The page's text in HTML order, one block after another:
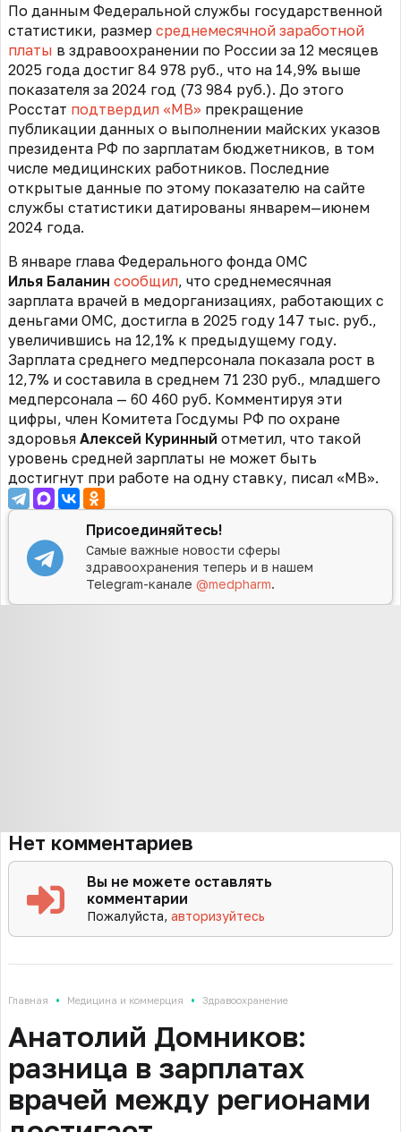
По данным Федеральной службы государственной
статистики, размер среднемесячной заработной
платы в здравоохранении по России за 12 месяцев
2025 года достиг 84 978 руб., что на 14,9% выше
показателя за 2024 год (73 984 руб.). До этого
Росстат подтвердил «МВ» прекращение
публикации данных о выполнении майских указов
президента РФ по зарплатам бюджетников, в том
числе медицинских работников. Последние
открытые данные по этому показателю на сайте
службы статистики датированы январем—июнем
2024 года.
В январе глава Федерального фонда ОМС
Илья Баланин сообщил, что среднемесячная
зарплата врачей в медорганизациях, работающих с
деньгами ОМС, достигла в 2025 году 147 тыс. руб.,
увеличившись на 12,1% к предыдущему году.
Зарплата среднего медперсонала показала рост в
12,7% и составила в среднем 71 230 руб., младшего
медперсонала — 60 460 руб. Комментируя эти
цифры, член Комитета Госдумы РФ по охране
здоровья Алексей Куринный отметил, что такой
уровень средней зарплаты не может быть
достигнут при работе на одну ставку, писал «МВ».
Присоединяйтесь!
Самые важные новости сферы
здравоохранения теперь и в нашем
Telegram-канале@medpharm.
Нет комментариев
Вы не можете оставлять
комментарии
Пожалуйста,авторизуйтесь
Главная • Медицина и коммерция • Здравоохранение
Анатолий Домников:
разница в зарплатах
врачей между регионами